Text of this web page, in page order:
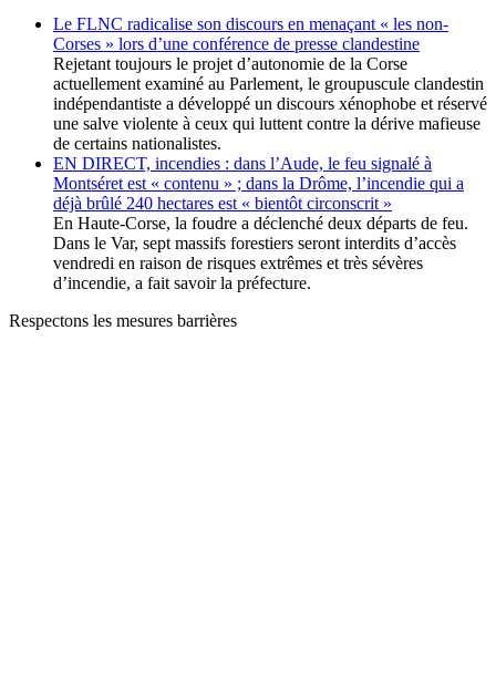
Le FLNC radicalise son discours en menaçant « les non-
Corses » lors d’une conférence de presse clandestine
Rejetant toujours le projet d’autonomie de la Corse
actuellement examiné au Parlement, le groupuscule clandestin
indépendantiste a développé un discours xénophobe et réservé
une salve violente à ceux qui luttent contre la dérive mafieuse
de certains nationalistes.
EN DIRECT, incendies : dans l’Aude, le feu signalé à
Montséret est « contenu » ; dans la Drôme, l’incendie qui a
déjà brûlé 240 hectares est « bientôt circonscrit »
En Haute-Corse, la foudre a déclenché deux départs de feu.
Dans le Var, sept massifs forestiers seront interdits d’accès
vendredi en raison de risques extrêmes et très sévères
d’incendie, a fait savoir la préfecture.
Respectons les mesures barrières